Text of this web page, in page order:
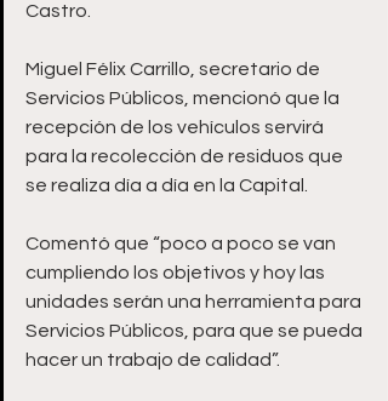
Castro.
Miguel Félix Carrillo, secretario de
Servicios Públicos, mencionó que la
recepción de los vehículos servirá
para la recolección de residuos que
se realiza día a día en la Capital.
Comentó que “poco a poco se van
cumpliendo los objetivos y hoy las
unidades serán una herramienta para
Servicios Públicos, para que se pueda
hacer un trabajo de calidad”.